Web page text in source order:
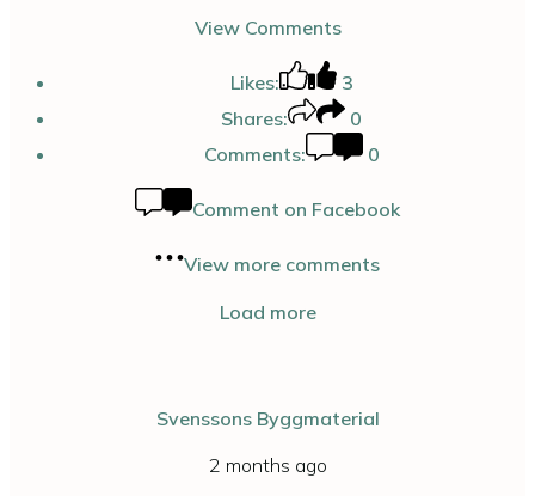
View Comments
Likes:
3
Shares:
0
Comments:
0
Comment on Facebook
View more comments
Load more
Svenssons Byggmaterial
2 months ago